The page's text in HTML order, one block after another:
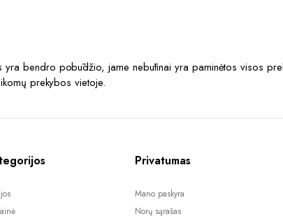
bendro pobūdžio, jame nebūtinai yra paminėtos visos
prekybos vietoje.
Privatumas
Mano paskyra
Norų sąrašas